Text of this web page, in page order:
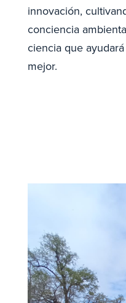
innovación,
conciencia
ciencia que
mejor.